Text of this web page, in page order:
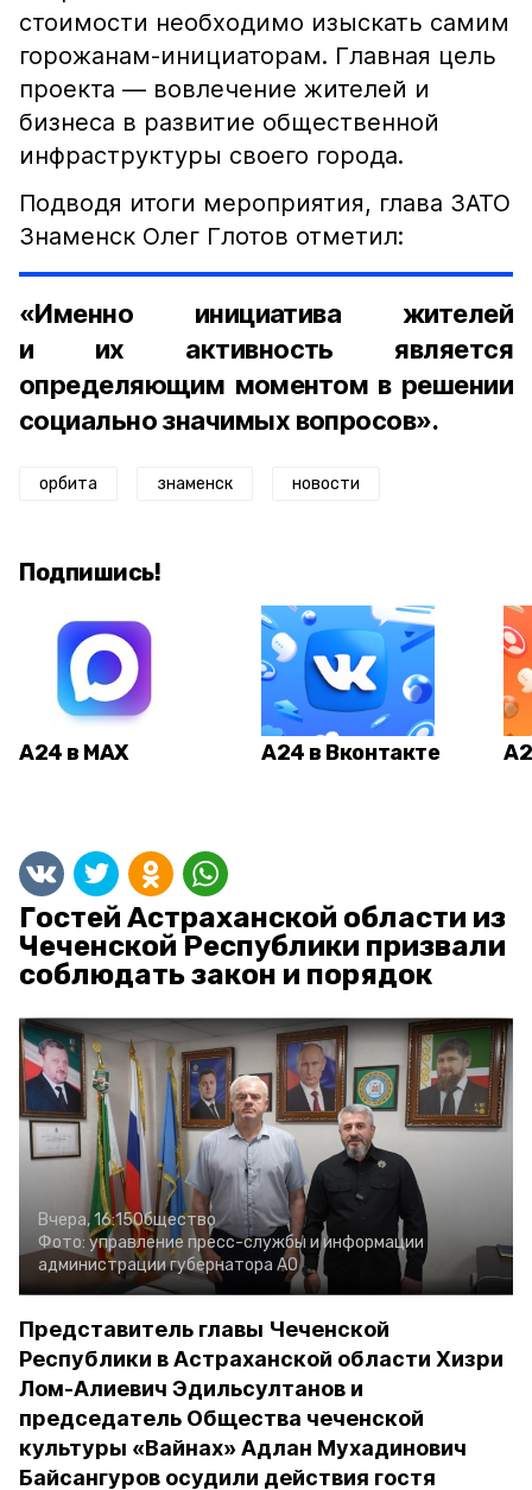
стоимости необходимо изыскать самим
горожанам-инициаторам. Главная цель
проекта — вовлечение жителей и
бизнеса в развитие общественной
инфраструктуры своего города.
Подводя итоги мероприятия, глава ЗАТО
Знаменск Олег Глотов отметил:
«Именно инициатива жителей
и их активность является
определяющим моментом в решении
социально значимых вопросов».
орбита знаменск новости
Подпишись!
А24 в MAX А24 в Вконтакте
Гостей Астраханской области из
Чеченской Республики призвали
соблюдать закон и порядок
Вчера, 16:15Общество
Фото: управление пресс-службы и информации
администрации губернатора АО
Представитель главы Чеченской
Республики в Астраханской области Хизри
Лом-Алиевич Эдильсултанов и
председатель Общества чеченской
культуры «Вайнах» Адлан Мухадинович
Байсангуров осудили действия гостя